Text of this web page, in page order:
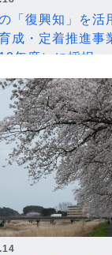
「復興知」を活
成・定着推進事
年度）に採択